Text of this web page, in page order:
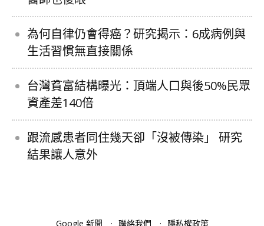
為何自律仍會得癌？研究揭示：6成病例與
生活習慣無直接關係
台灣貧富結構曝光：頂端人口與後50%民眾
資產差140倍
跟流感患者同住幾天卻「沒被傳染」 研究
結果讓人意外
Google 新聞 聯絡我們 隱私權政策